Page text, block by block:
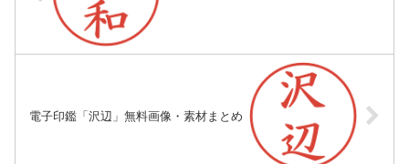
電子印鑑「沢辺」無料画像・素材まとめ